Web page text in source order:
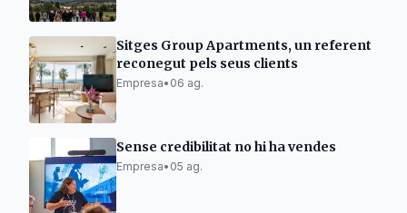
Sitges Group Apartments, un referent
reconegut pels seus clients
Empresa• 06 ag.
Sense credibilitat no hi ha vendes
Empresa• 05 ag.